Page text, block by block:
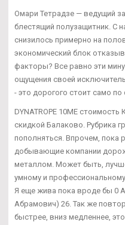
Омари Тетрадзе — ведущий
блестящий полузащитник. С
снизилось примерно на
экономический блок
факторы? Все равно эти
ощущения своей
- это дорогого стоит само по
DYNATROPE 10ME
скидкой Балаково. Рубрика
пополняться. Впрочем, пока
добывающие компании
металлом. Может быть,
умному и
Я еще жива пока вроде бы 0
Абрамович) 26. Так же
быстрее, вниз медленнее,